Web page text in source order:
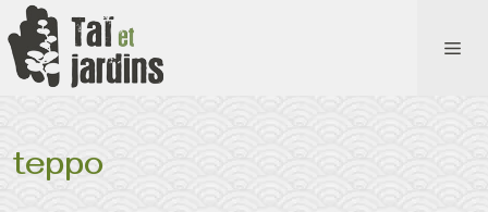
Aller
au
contenu
teppo